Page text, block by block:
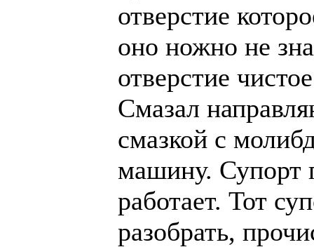
отверстие
оно ножно не
отверстие
Смазал
смазкой с
машину. Супорт
работает. Тот
разобрать,